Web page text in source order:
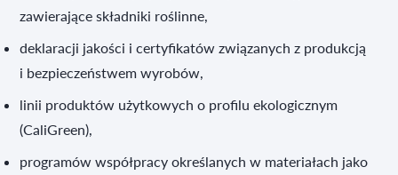
zawierające składniki roślinne,
deklaracji jakości i certyfikatów związanych z produkcją
i bezpieczeństwem wyrobów,
linii produktów użytkowych o profilu ekologicznym
(CaliGreen),
programów współpracy określanych w materiałach jako